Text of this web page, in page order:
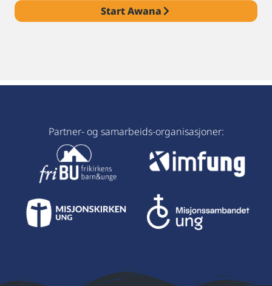
Start Awana
Partner- og samarbeids-organisasjoner: